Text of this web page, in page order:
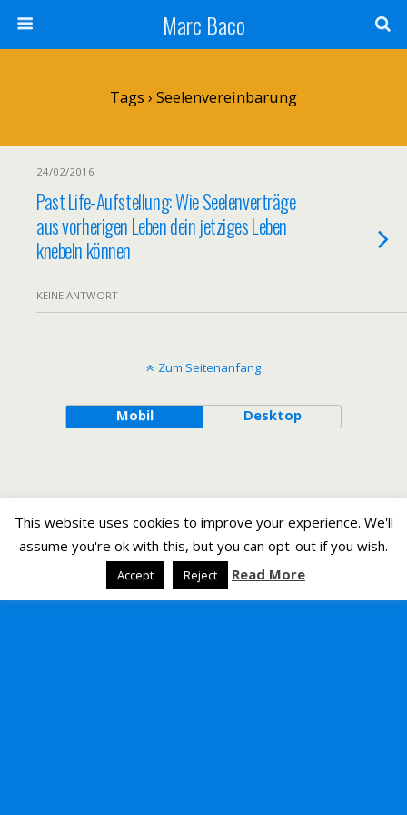
Marc Baco
Tags › Seelenvereinbarung
24/02/2016
Past Life-Aufstellung: Wie Seelenverträge
aus vorherigen Leben dein jetziges Leben
knebeln können
KEINE ANTWORT
Zum Seitenanfang
Mobil Desktop
This website uses cookies to improve your experience. We'll
assume you're ok with this, but you can opt-out if you wish.
Accept Reject Read More